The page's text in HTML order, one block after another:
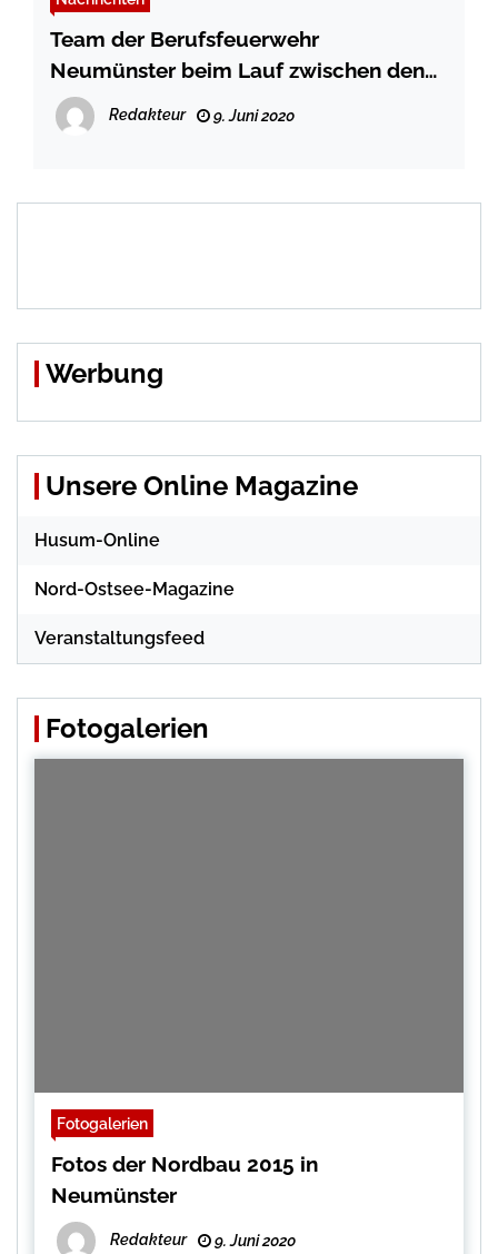
Team der Berufsfeuerwehr
Neumünster beim Lauf zwischen den
Meeren erfolgreich
Redakteur 9. Juni 2020
Werbung
Unsere Online Magazine
Husum-Online
Nord-Ostsee-Magazine
Veranstaltungsfeed
Fotogalerien
Fotogalerien
Fotos der Nordbau 2015 in
Neumünster
Redakteur 9. Juni 2020